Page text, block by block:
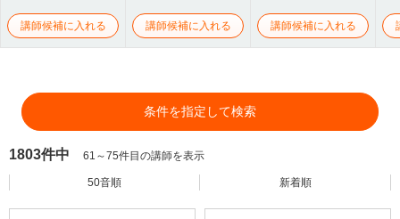
講師候補に入れる 講師候補に入れる 講師候補に入れる
条件を指定して検索
1803件中 61～75件目の講師を表示
50音順 新着順